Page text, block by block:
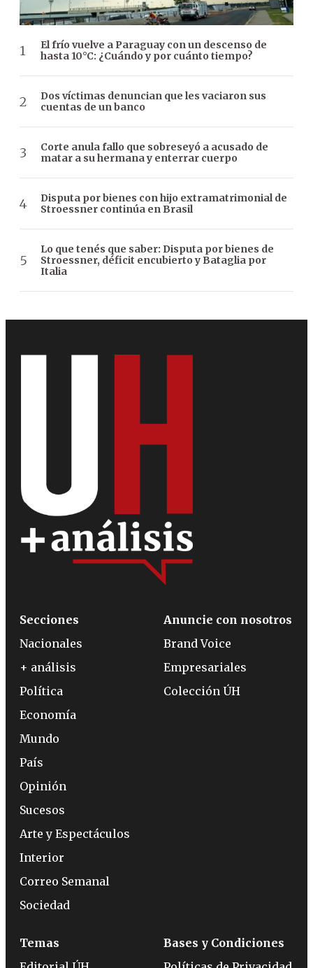
El frío vuelve a Paraguay con un descenso de
hasta 10°C: ¿Cuándo y por cuánto tiempo?
Dos víctimas denuncian que les vaciaron sus
cuentas de un banco
Corte anula fallo que sobreseyó a acusado de
matar a su hermana y enterrar cuerpo
Disputa por bienes con hijo extramatrimonial de
Stroessner continúa en Brasil
Lo que tenés que saber: Disputa por bienes de
Stroessner, déficit encubierto y Bataglia por
Italia
Secciones
Nacionales
+ análisis
Política
Economía
Mundo
País
Opinión
Sucesos
Arte y Espectáculos
Interior
Correo Semanal
Sociedad
Anuncie con nosotros
Brand Voice
Empresariales
Colección ÚH
Temas
Bases y Condiciones